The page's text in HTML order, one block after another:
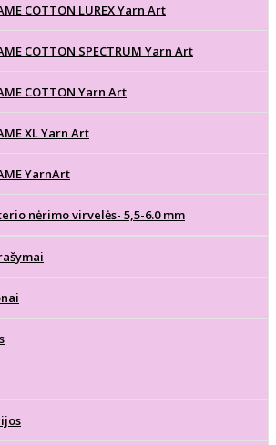
COTTON LUREX Yarn Art
COTTON SPECTRUM Yarn Art
COTTON Yarn Art
XL Yarn Art
YarnArt
nėrimo virvelės- 5,5-6.0 mm